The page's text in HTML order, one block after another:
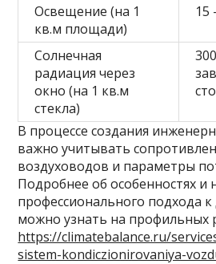
Освещение (на 1
кв.м площади)
15
Солнечная
радиация через
окно (на 1 кв.м
стекла)
В процессе создания
важно учитывать
воздуховодов и параметры
Подробнее об особенностях и
профессионального подхода
можно узнать на профильных
https://climatebalance.ru/
sistem-kondiczionirovaniya-